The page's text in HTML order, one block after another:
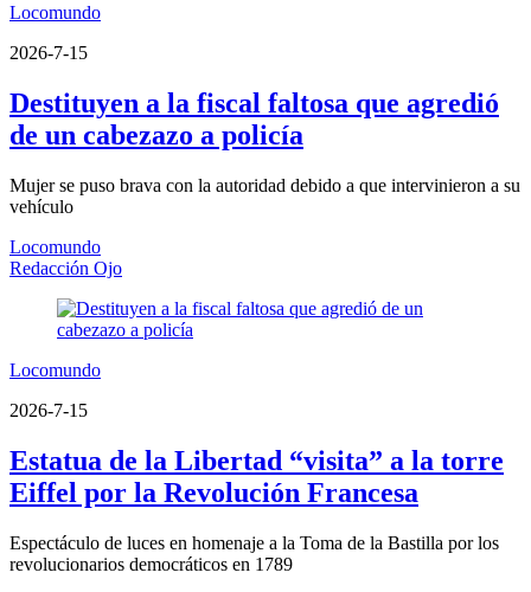
Locomundo
2026-7-15
Destituyen a la fiscal faltosa que agredió
de un cabezazo a policía
Mujer se puso brava con la autoridad debido a que intervinieron a su
vehículo
Locomundo
Redacción Ojo
Locomundo
2026-7-15
Estatua de la Libertad “visita” a la torre
Eiffel por la Revolución Francesa
Espectáculo de luces en homenaje a la Toma de la Bastilla por los
revolucionarios democráticos en 1789